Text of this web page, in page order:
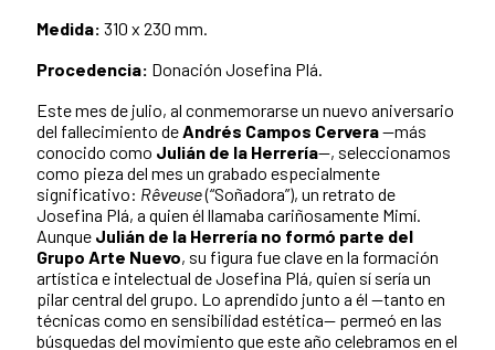
Medida: 310 x 230 mm.
Procedencia: Donación Josefina Plá.
Este mes de julio, al conmemorarse un nuevo aniversario
del fallecimiento deAndrés Campos Cervera—más
conocido como Julián de la Herrería—, seleccionamos
como pieza del mes un grabado especialmente
significativo: Rêveuse(“Soñadora”), un retrato de
Josefina Plá, a quien él llamaba cariñosamente Mimí.
Aunque Julián de la Herrería no formó parte del
Grupo Arte Nuevo, su figura fue clave en la formación
artística e intelectual de Josefina Plá, quien sí sería un
pilar central del grupo. Lo aprendido junto a él —tanto en
técnicas como en sensibilidad estética— permeó en las
búsquedas del movimiento que este año celebramos en el